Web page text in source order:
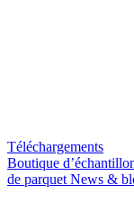
Téléchargements
Boutique
de parquet News &